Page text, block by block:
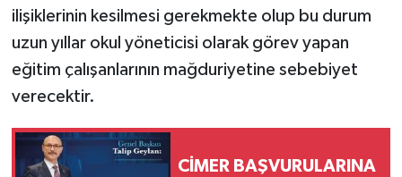
ilişiklerinin kesilmesi gerekmekte olup bu durum
uzun yıllar okul yöneticisi olarak görev yapan
eğitim çalışanlarının mağduriyetine sebebiyet
verecektir.
CİMER BAŞVURULARINA